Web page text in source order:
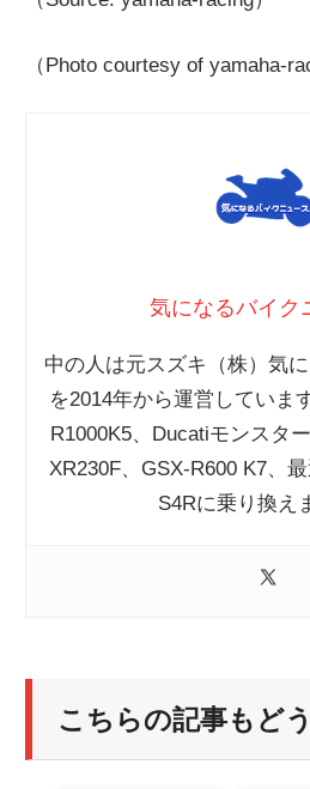
（Photo courtesy of yamaha-
気になるバイク
中の人は元スズキ（株）気
を2014年から運営していま
R1000K5、Ducatiモンスタ
XR230F、GSX-R600 K7、
S4Rに乗り換え
こちらの記事もど